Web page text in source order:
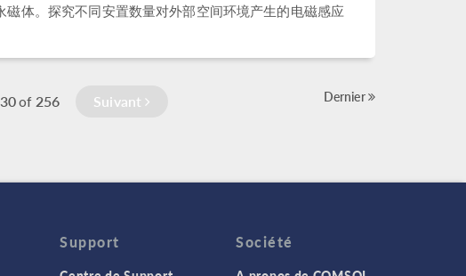
磁体。探究不同安置数量对外部空间环境产生的电磁感应
of 256 Suivant Dernier
Support Société